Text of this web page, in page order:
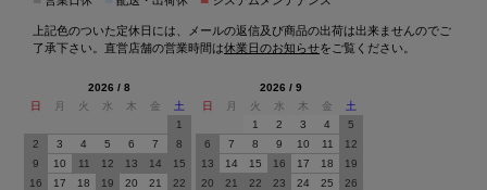
上記色のついた定休日には、メールの返信及び商品の出荷は出来ませんのでご
了承下さい。直営店舗の営業時間は休業日のお知らせをご覧ください。
2026 / 8
日
月 火 水 木 金
土
1
2
3 4 5 6 7
8
9
10 11 12 13 14
15
16
17 18 19 20 21
22
2026 / 9
日
月 火 水 木 金
土
1
2 3 4
5
6
7 8 9 10 11
12
13
14 15 16 17 18
19
20
21 22 23 24 25
26